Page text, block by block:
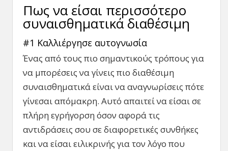
Πως να είσαι περισσότερο
συναισθηματικά διαθέσιμη
#1 Καλλιέργησε αυτογνωσία
Ένας από τους πιο σημαντικούς τρόπους για
να μπορέσεις να γίνεις πιο διαθέσιμη
συναισθηματικά είναι να αναγνωρίσεις πότε
γίνεσαι απόμακρη. Αυτό απαιτεί να είσαι σε
πλήρη εγρήγορση όσον αφορά τις
αντιδράσεις σου σε διαφορετικές συνθήκες
και να είσαι ειλικρινής για τον λόγο που